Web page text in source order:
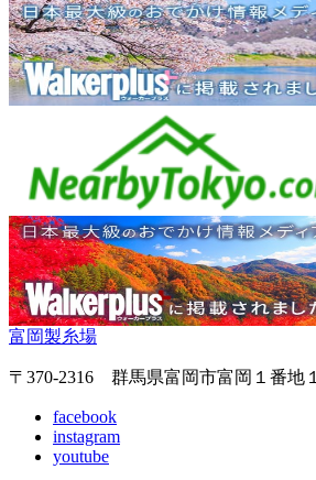
富岡製糸場
〒370-2316 群馬県富岡市富岡１番地１
facebook
instagram
youtube